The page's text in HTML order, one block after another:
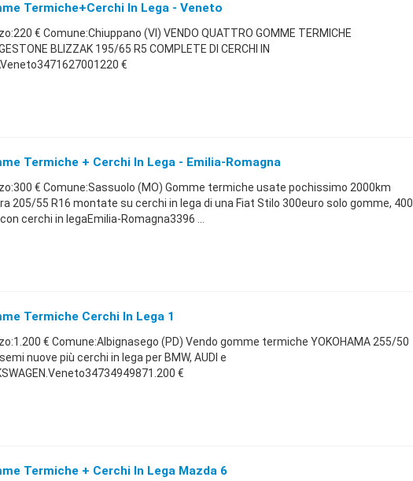
Termiche+cerchi In Lega - Veneto
€ Comune:Chiuppano (VI) VENDO QUATTRO GOMME TERMICHE
BLIZZAK 195/65 R5 COMPLETE DI CERCHI IN
€
Termiche + Cerchi In Lega - Emilia-Romagna
€ Comune:Sassuolo (MO) Gomme termiche usate pochissimo 2000km
205/55 R16 montate su cerchi in lega di una Fiat Stilo 300euro solo gomme, 400
cerchi in legaEmilia-Romagna3396 ...
Termiche Cerchi In Lega 1
€ Comune:Albignasego (PD) Vendo gomme termiche YOKOHAMA 255/50
nuove più cerchi in lega per BMW, AUDI e
€
Termiche + Cerchi In Lega Mazda 6